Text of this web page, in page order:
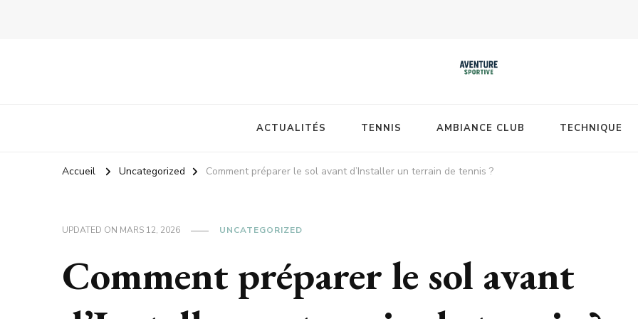
ACTUALITÉS TENNIS AMBIANCE CLUB TECHNIQUE
Accueil Uncategorized Comment préparer le sol avant d’Installer un terrain de tennis ?
UPDATED ON MARS 12, 2026 UNCATEGORIZED
Comment préparer le sol avant